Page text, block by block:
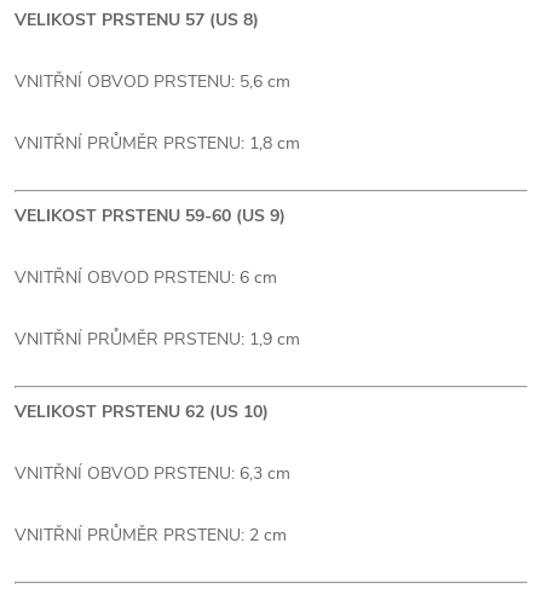
VELIKOST PRSTENU 57 (US 8)
VNITŘNÍ OBVOD PRSTENU: 5,6 cm
VNITŘNÍ PRŮMĚR PRSTENU: 1,8 cm
VELIKOST PRSTENU 59-60 (US 9)
VNITŘNÍ OBVOD PRSTENU: 6 cm
VNITŘNÍ PRŮMĚR PRSTENU: 1,9 cm
VELIKOST PRSTENU 62 (US 10)
VNITŘNÍ OBVOD PRSTENU: 6,3 cm
VNITŘNÍ PRŮMĚR PRSTENU: 2 cm